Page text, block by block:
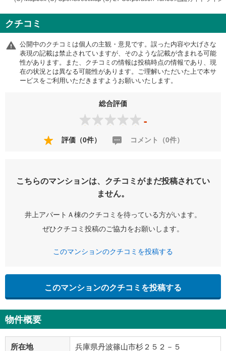
クチコミ
公開中のクチコミは個人の主観・意見です。誤った内容や大げさな
表現の記載は禁止されていますが、そのような記載が含まれる可能
性があります。また、クチコミの情報は投稿時点の情報であり、現
在の状況とは異なる可能性があります。ご理解いただいた上で本サ
ービスをご利用いただきますようお願いいたします。
総合評価
-
評価（0件） コメント（0件）
こちらのマンションは、クチコミがまだ投稿されてい
ません。
井上アパートＡ棟のクチコミを待っている方がいます。
ぜひクチコミ投稿のご協力をお願いします。
このマンションのクチコミを投稿する
このマンションのクチコミを投稿する
物件概要
所在地 兵庫県丹波篠山市杉２５２－５